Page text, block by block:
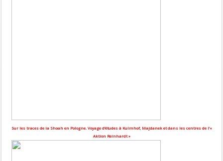
Sur les traces de la Shoah en Pologne. Voyage d’études à Kulmhof, Majdanek et dans les centres de l’«
Aktion Reinhardt »